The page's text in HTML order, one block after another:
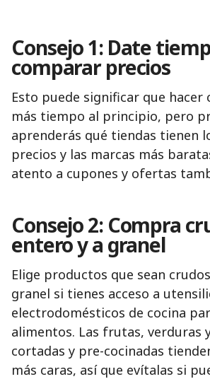
Consejo 1: Date
comparar precios
Esto puede significar que hacer
más tiempo al principio, pero
aprenderás qué tiendas tienen
precios y las marcas más
atento a cupones y ofertas
Consejo 2: Compra
entero y a granel
Elige productos que sean
granel si tienes acceso a
electrodomésticos de cocina
alimentos. Las frutas, verduras
cortadas y pre-cocinadas
más caras, así que evítalas si